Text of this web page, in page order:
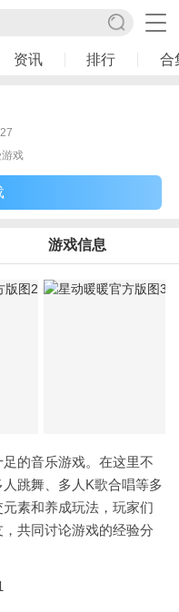
资讯 排行 合
戏
游戏信息
的音乐游戏。在这里不
跳舞、多人K歌合唱等多
素和养成玩法，玩家们
共同讨论游戏的经验分